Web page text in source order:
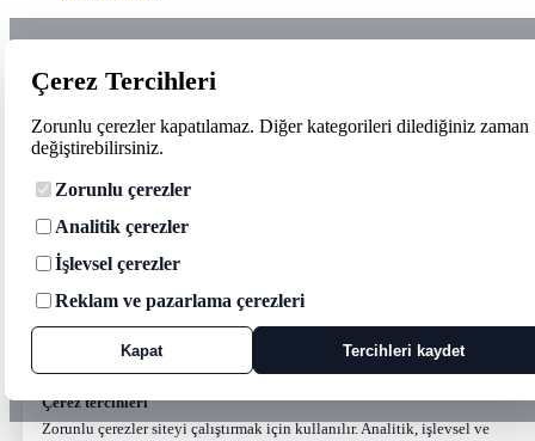
Çerez tercihleri
Zorunlu çerezler siteyi çalıştırmak için kullanılır. Analitik, işlevsel ve
Çerez Tercihleri
Zorunlu çerezler kapatılamaz. Diğer kategorileri dilediğiniz zaman
değiştirebilirsiniz.
Zorunlu çerezler
Analitik çerezler
İşlevsel çerezler
Reklam ve pazarlama çerezleri
Kapat Tercihleri kaydet